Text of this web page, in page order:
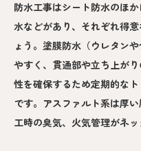
防水工事はシート防水のほ
水などがあり、それぞれ得
ょう。塗膜防水（ウレタン
やすく、貫通部や立ち上が
性を確保するため定期的な
です。アスファルト系は厚
工時の臭気、火気管理がネッ